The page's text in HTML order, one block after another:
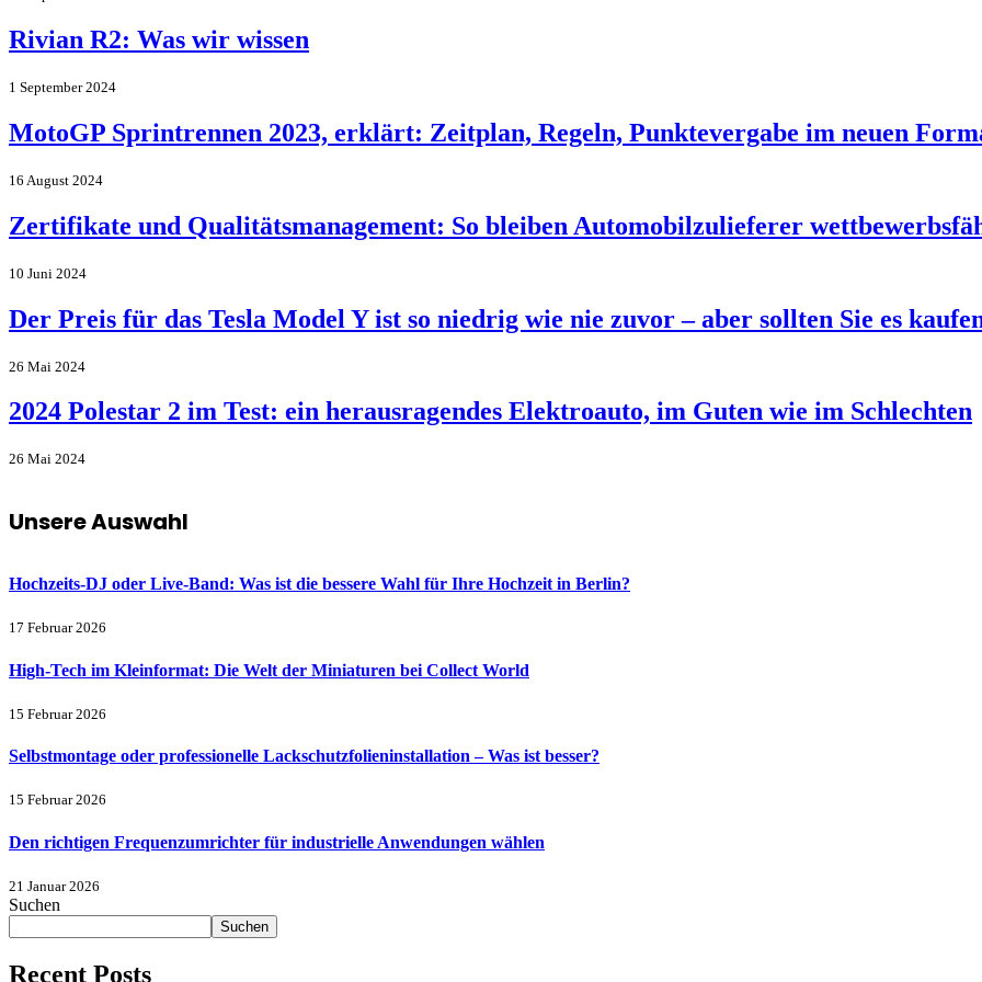
Rivian R2: Was wir wissen
1 September 2024
MotoGP Sprintrennen 2023, erklärt: Zeitplan, Regeln, Punktevergabe im neuen
16 August 2024
Zertifikate und Qualitätsmanagement: So bleiben Automobilzulieferer
10 Juni 2024
Der Preis für das Tesla Model Y ist so niedrig wie nie zuvor – aber sollten Sie es
26 Mai 2024
2024 Polestar 2 im Test: ein herausragendes Elektroauto, im Guten wie im Schlechten
26 Mai 2024
Unsere Auswahl
Hochzeits-DJ oder Live-Band: Was ist die bessere Wahl für Ihre Hochzeit in Berlin?
17 Februar 2026
High-Tech im Kleinformat: Die Welt der Miniaturen bei Collect World
15 Februar 2026
Selbstmontage oder professionelle Lackschutzfolieninstallation – Was ist besser?
15 Februar 2026
Den richtigen Frequenzumrichter für industrielle Anwendungen wählen
21 Januar 2026
Suchen
Suchen
Recent Posts